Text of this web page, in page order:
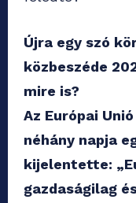
Újra egy szó
közbeszéde
mire is?
Az Európai
néhány napja
kijelentette:
gazdaságilag